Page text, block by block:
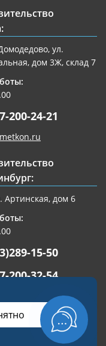
ул.
дом 3Ж, склад 7
200-24-21
Артинская, дом 6
15-50
200-32-54
Разработка сайта
Студия «СТРОИМ САЙТ»